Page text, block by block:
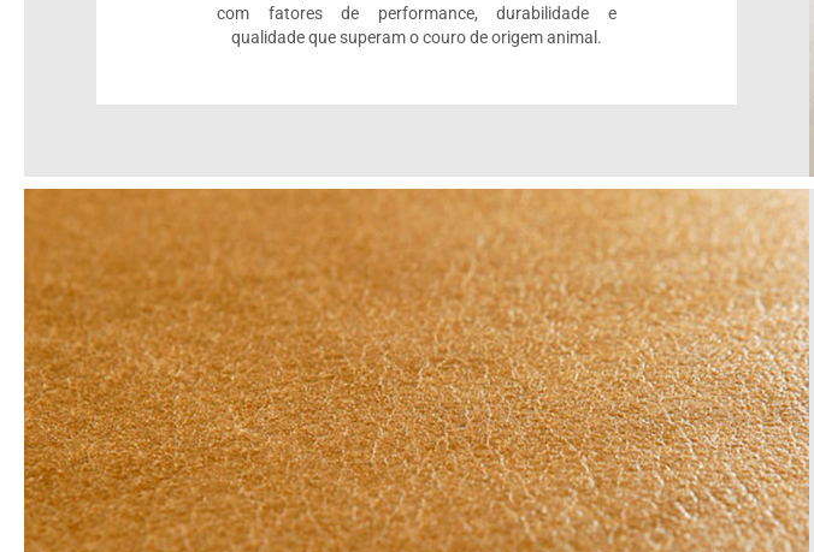
com fatores de performance, durabilidade e
qualidade que superam o couro de origem animal.